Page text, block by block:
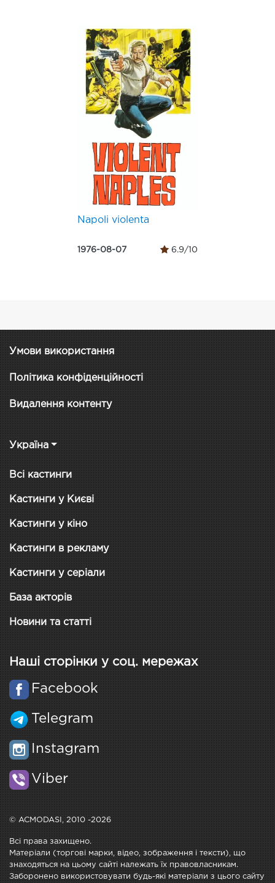
Napoli violenta
1976-08-07 6.9/10
Умови використання
Політика конфіденційності
Видалення контенту
Україна
Всі кастинги
Кастинги у Києві
Кастинги у кіно
Кастинги в рекламу
Кастинги у серіали
База акторів
Новини та статті
Наші сторінки у соц. мережах
Facebook
Telegram
Instagram
Viber
© ACMODASI, 2010 -2026
Всі права захищено.
Матеріали (торгові марки, відео, зображення і тексти), що
знаходяться на цьому сайті належать їх правовласникам.
Заборонено використовувати будь-які матеріали з цього сайту